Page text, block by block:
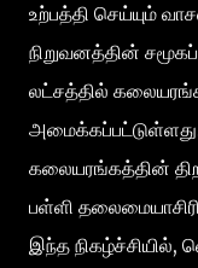
உற்பத்தி செய்யும்
நிறுவனத்தின்
லட்சத்தில்
அமைக்கப்பட்டுள்ளது.
கலையரங்கத்தின்
பள்ளி
இந்த நிகழ்ச்சியில்,